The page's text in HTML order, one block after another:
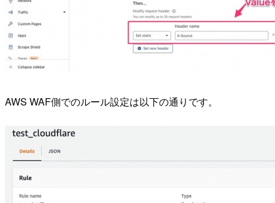
AWS WAF側でのルール設定は以下の通りです。